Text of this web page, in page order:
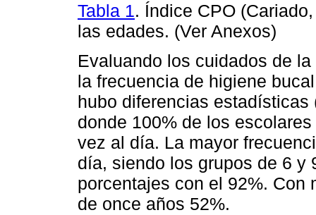
Tabla 1. Índice CPO
las edades. (Ver Anexos)
Evaluando los cuidados de
la frecuencia de higiene
hubo diferencias
donde 100% de los
vez al día. La mayor
día, siendo los grupos de 6 y
porcentajes con el 92%. Con
de once años 52%.